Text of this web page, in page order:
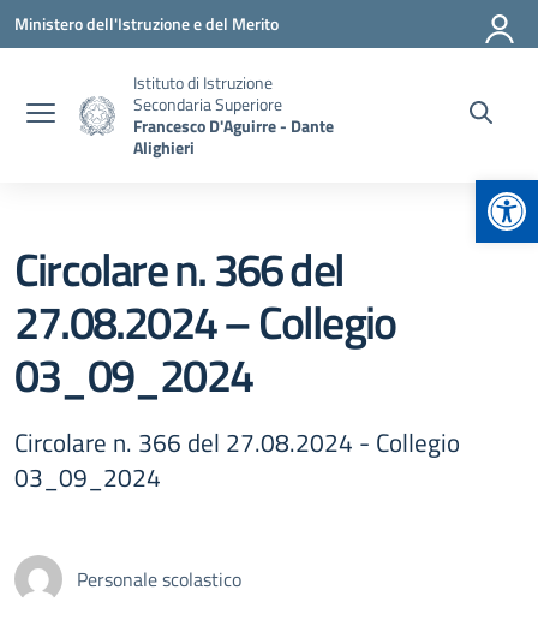
Vai ai contenuti
Vai al menu di navigazione
Vai al footer
Ministero dell'Istruzione e del Merito
Istituto di Istruzione
Secondaria Superiore
Francesco D'Aguirre - Dante
Alighieri
Circolare n. 366 del
27.08.2024 – Collegio
03_09_2024
Circolare n. 366 del 27.08.2024 - Collegio
03_09_2024
Personale scolastico